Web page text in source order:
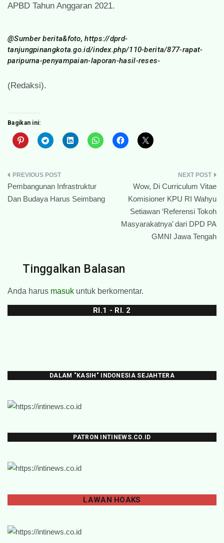
APBD Tahun Anggaran 2021.
@Sumber berita&foto, https://dprd-
tanjungpinangkota.go.id/index.php/110-berita/877-rapat-
paripurna-penyampaian-laporan-hasil-reses-
(Redaksi).
Bagikan ini:
Navigasi
pos
Pembangunan Infrastruktur
Dan Budaya Harus Seimbang
Wow, Di Curriculum Vitae
Komisioner KPU RI Wahyu
Setiawan ‘Referensi Tokoh
Masyarakatnya’ dari DPD PA
GMNI Jawa Tengah
Tinggalkan Balasan
Anda harus masuk untuk berkomentar.
RI.1 - RI. 2
DALAM "KASIH" INDONESIA SEJAHTERA
PATRON INTINEWS.CO.ID
LAWAN HOAKS